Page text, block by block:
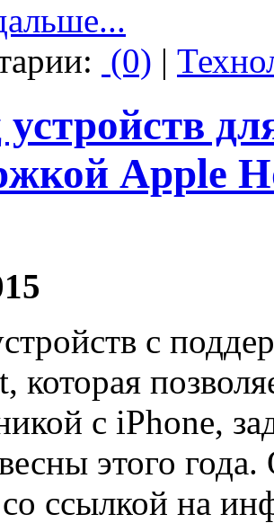
(0) |
Apple
с
которая
с iPhone,
этого
ссылкой на